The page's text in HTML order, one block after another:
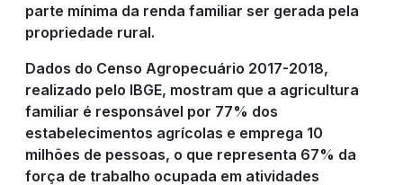
parte mínima da renda familiar ser gerada pela
propriedade rural.
Dados do Censo Agropecuário 2017-2018,
realizado pelo IBGE, mostram que a agricultura
familiar é responsável por 77% dos
estabelecimentos agrícolas e emprega 10
milhões de pessoas, o que representa 67% da
força de trabalho ocupada em atividades